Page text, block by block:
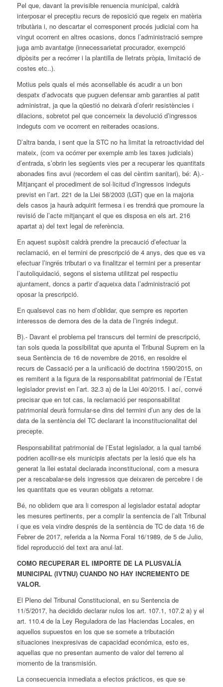
Pel que, davant la previsible renuencia municipal, caldrà
interposar el preceptiu recurs de reposició que regeix en matèria
tributària i, no descartar el corresponent procés judicial com ha
vingut ocorrent en altres ocasions, doncs l’administració sempre
juga amb avantatge (innecessarietat procurador, exempció
dipòsits per a recórrer i la plantilla de lletrats pròpia, limitació de
costes etc..).
Motius pels quals el més aconsellable és acudir a un bon
despatx d’advocats que puguen defensar amb garanties al patit
administrat, ja que la qüestió no deixarà d’oferir resistències i
dilacions, sobretot pel que concerneix la devolució d’ingressos
indeguts com ve ocorrent en reiterades ocasions.
D’altra banda, i sent que la STC no ha limitat la retroactividad del
mateix, (com va ocórrer per exemple amb les taxes judicials)
d’entrada, s’obrin les següents vies per a recuperar les quantitats
abonades fins avui (recordem el cas del cèntim sanitari), bé: A).-
Mitjançant el procediment de sol·licitud d’ingressos indeguts
previst en l’art. 221 de la Llei 58/2003 (LGT) que en la majoria
dels casos ja haurà adquirit fermesa i es trendrá que promoure la
revisió de l’acte mitjançant el que es disposa en els art. 216
apartat a) del text legal de referència.
En aquest supòsit caldrà prendre la precaució d’efectuar la
reclamació, en el termini de prescripció de 4 anys, des que es va
efectuar l’ingrés tributari o va finalitzar el termini per a presentar
l’autoliquidació, segons el sistema utilitzat pel respectiu
ajuntament, doncs a partir d’aqueixa data l’administració pot
oposar la prescripció.
En qualsevol cas no hem d’oblidar, que sempre es reporten
interessos de demora des de la data de l’ingrés indegut.
B).- Davant el problema pel transcurs del termini de prescripció,
tan sols queda la possibilitat que apunta el Tribunal Suprem en la
seua Sentència de 16 de novembre de 2016, en resoldre el
recurs de Cassació per a la unificació de doctrina 1590/2015, on
es remitent a la figura de la responsabilitat patrimonial de l’Estat
legislador previst en l’art. 32.3 a) de la Llei 40/2015. I ací, convé
precisar que en tot cas, la reclamació per responsabilitat
patrimonial deurà formular-se dins del termini d’un any des de la
data de la sentència del TC declarant la inconstitucionalitat del
precepte.
Responsabilitat patrimonial de l’Estat legislador, a la qual també
podrien acollir-se els municipis afectats per la lesió que els ha
generat la llei estatal declarada inconstitucional, com a mesura
per a rescabalar-se dels ingressos que deixaren de percebre i de
les quantitats que es veuran obligats a retornar.
Bé, no oblidem que ara li correspon al legislador estatal adoptar
les mesures pertinents, per a complir la sentencia de l’alt Tribunal
i que es veia vindre després de la sentència de TC de data 16 de
Febrer de 2017, referida a la Norma Foral 16/1989, de 5 de Julio,
fidel reproducció del text ara anul·lat.
COMO RECUPERAR EL IMPORTE DE LA PLUSVALÍA
MUNICIPAL (IVTNU) CUANDO NO HAY INCREMENTO DE
VALOR.
El Pleno del Tribunal Constitucional, en su Sentencia de
11/5/2017, ha decidido declarar nulos los art. 107.1, 107.2 a) y el
art. 110.4 de la Ley Reguladora de las Haciendas Locales, en
aquellos supuestos en los que se somete a tributación
situaciones inexpresivas de capacidad económica, esto es,
aquellas que no presentan aumento de valor del terreno al
momento de la transmisión.
La consecuencia inmediata a efectos prácticos, es que se